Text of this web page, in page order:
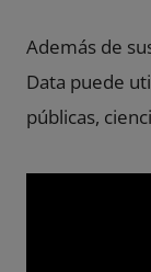
Además de
Data puede
públicas,